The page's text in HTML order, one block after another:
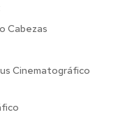
Cabezas
Cinematográfico